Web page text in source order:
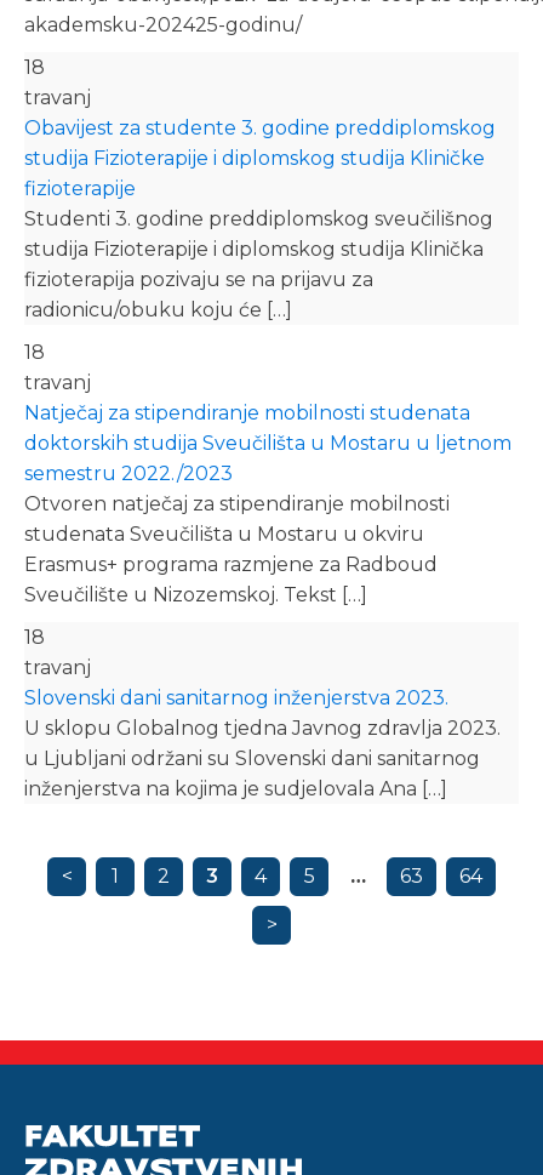
akademsku-202425-godinu/
18
travanj
Obavijest za studente 3. godine preddiplomskog
studija Fizioterapije i diplomskog studija Kliničke
fizioterapije
Studenti 3. godine preddiplomskog sveučilišnog
studija Fizioterapije i diplomskog studija Klinička
fizioterapija pozivaju se na prijavu za
radionicu/obuku koju će […]
18
travanj
Natječaj za stipendiranje mobilnosti studenata
doktorskih studija Sveučilišta u Mostaru u ljetnom
semestru 2022./2023
Otvoren natječaj za stipendiranje mobilnosti
studenata Sveučilišta u Mostaru u okviru
Erasmus+ programa razmjene za Radboud
Sveučilište u Nizozemskoj. Tekst […]
18
travanj
Slovenski dani sanitarnog inženjerstva 2023.
U sklopu Globalnog tjedna Javnog zdravlja 2023.
u Ljubljani održani su Slovenski dani sanitarnog
inženjerstva na kojima je sudjelovala Ana […]
< 1 2 3 4 5 … 63 64
>